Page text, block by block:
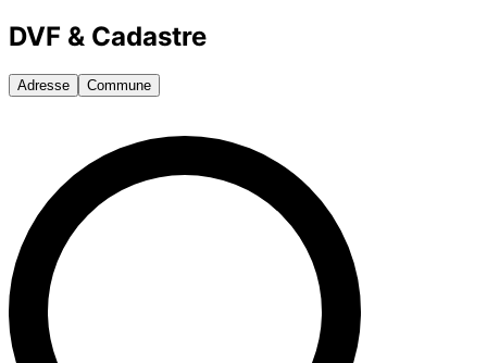
DVF & Cadastre
Adresse Commune